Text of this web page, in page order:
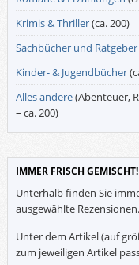
Krimis & Thriller(ca. 200)
Sachbücher und Ratgeber
Kinder- & Jugendbücher
Alles andere(Abenteuer,
– ca. 200)
IMMER FRISCH GEMISCHT!
Unterhalb finden Sie
ausgewählte Rezensionen.
Unter dem Artikel (auf
zum jeweiligen Artikel